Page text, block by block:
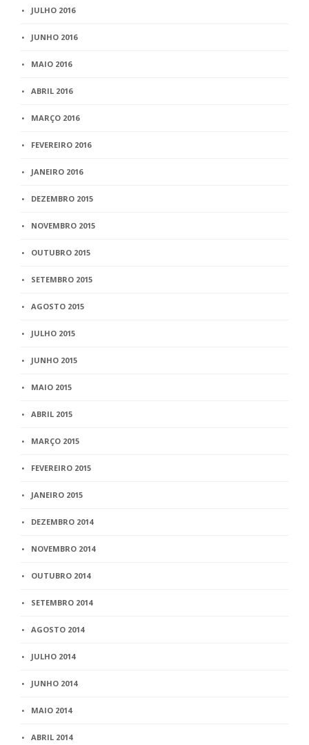
JULHO 2016
JUNHO 2016
MAIO 2016
ABRIL 2016
MARÇO 2016
FEVEREIRO 2016
JANEIRO 2016
DEZEMBRO 2015
NOVEMBRO 2015
OUTUBRO 2015
SETEMBRO 2015
AGOSTO 2015
JULHO 2015
JUNHO 2015
MAIO 2015
ABRIL 2015
MARÇO 2015
FEVEREIRO 2015
JANEIRO 2015
DEZEMBRO 2014
NOVEMBRO 2014
OUTUBRO 2014
SETEMBRO 2014
AGOSTO 2014
JULHO 2014
JUNHO 2014
MAIO 2014
ABRIL 2014